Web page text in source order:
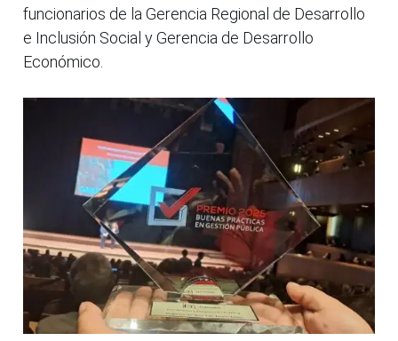
funcionarios de la Gerencia Regional de Desarrollo
e Inclusión Social y Gerencia de Desarrollo
Económico.